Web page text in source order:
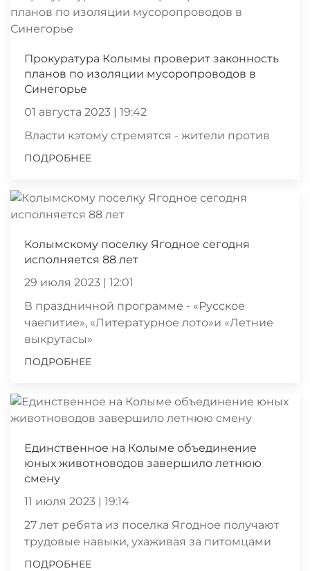
Прокуратура Колымы проверит законность
планов по изоляции мусоропроводов в
Синегорье
01 августа 2023 | 19:42
Власти кэтому стремятся - жители против
ПОДРОБНЕЕ
Колымскому поселку Ягодное сегодня
исполняется 88 лет
29 июля 2023 | 12:01
В праздничной программе - «Русское
чаепитие», «Литературное лото»и «Летние
выкрутасы»
ПОДРОБНЕЕ
Единственное на Колыме объединение
юных животноводов завершило летнюю
смену
11 июля 2023 | 19:14
27 лет ребята из поселка Ягодное получают
трудовые навыки, ухаживая за питомцами
ПОДРОБНЕЕ